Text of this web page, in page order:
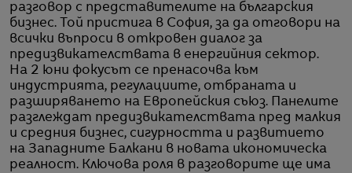
разговор с представителите на българския
бизнес. Той пристига в София, за да отговори на
всички въпроси в откровен диалог за
предизвикателствата в енергийния сектор.
На 2 юни фокусът се пренасочва към
индустрията, регулациите, отбраната и
разширяването на Европейския съюз. Панелите
разглеждат предизвикателствата пред малкия
и средния бизнес, сигурността и развитието
на Западните Балкани в новата икономическа
реалност. Ключова роля в разговорите ще има